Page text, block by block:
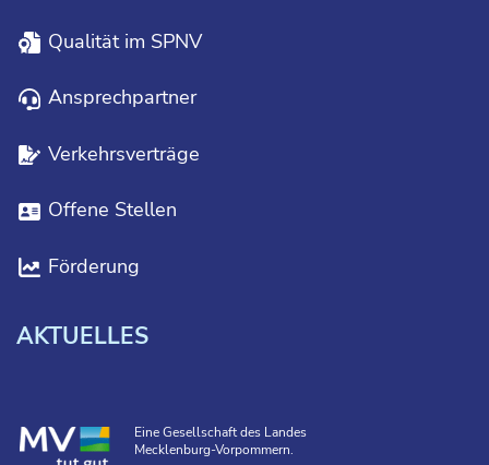
Eine Gesellschaft des Landes
Mecklenburg-Vorpommern.
Qualität im SPNV
Ansprechpartner
Verkehrsverträge
Offene Stellen
Förderung
AKTUELLES